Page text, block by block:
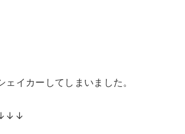
ェイカーしてしまいました。
↓↓↓